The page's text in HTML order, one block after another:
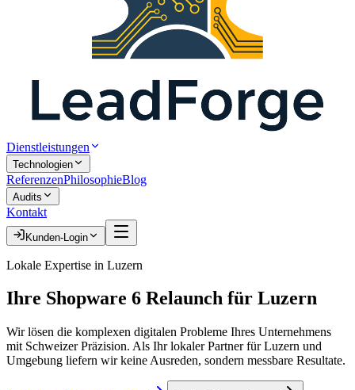
Dienstleistungen
Technologien
ReferenzenPhilosophieBlog
Audits
Kontakt
Kunden-Login
Lokale Expertise in Luzern
Ihre Shopware 6 Relaunch für Luzern
Wir lösen die komplexen digitalen Probleme Ihres Unternehmens
mit Schweizer Präzision. Als Ihr lokaler Partner fürLuzern und
Umgebung liefern wir keine Ausreden, sondern messbare Resultate.